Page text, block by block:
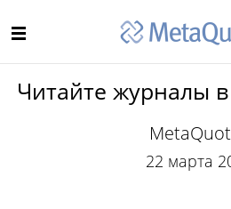
Читайте журналы
22 марта